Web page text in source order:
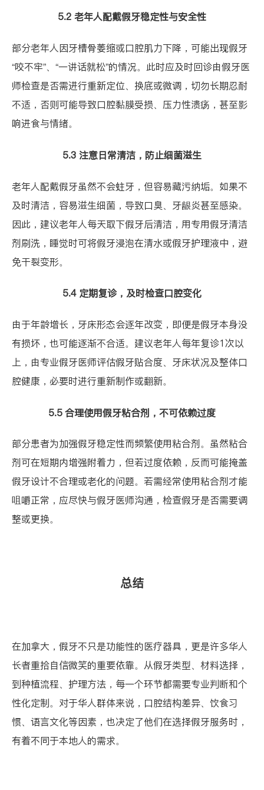
5.2 老年人配戴假牙稳定性与安全性
部分老年人因牙槽骨萎缩或口腔肌力下降，可能出现假牙
“咬不牢”、“一讲话就松”的情况。此时应及时回诊由假牙医
师检查是否需进行重新定位、换底或微调，切勿长期忍耐
不适，否则可能导致口腔黏膜受损、压力性溃疡，甚至影
响进食与情绪。
5.3 注意日常清洁，防止细菌滋生
老年人配戴假牙虽然不会蛀牙，但容易藏污纳垢。如果不
及时清洁，容易滋生细菌，导致口臭、牙龈炎甚至感染。
因此，建议老年人每天取下假牙后清洁，用专用假牙清洁
剂刷洗，睡觉时可将假牙浸泡在清水或假牙护理液中，避
免干裂变形。
5.4 定期复诊，及时检查口腔变化
由于年龄增长，牙床形态会逐年改变，即便是假牙本身没
有损坏，也可能逐渐不合适。建议老年人每年复诊1次以
上，由专业假牙医师评估假牙贴合度、牙床状况及整体口
腔健康，必要时进行重新制作或翻新。
5.5 合理使用假牙粘合剂，不可依赖过度
部分患者为加强假牙稳定性而频繁使用粘合剂。虽然粘合
剂可在短期内增强附着力，但若过度依赖，反而可能掩盖
假牙设计不合理或老化的问题。若需经常使用粘合剂才能
咀嚼正常，应尽快与假牙医师沟通，检查假牙是否需要调
整或更换。
总结
在加拿大，假牙不只是功能性的医疗器具，更是许多华人
长者重拾自信微笑的重要依靠。从假牙类型、材料选择，
到种植流程、护理方法，每一个环节都需要专业判断和个
性化定制。对于华人群体来说，口腔结构差异、饮食习
惯、语言文化等因素，也决定了他们在选择假牙服务时，
有着不同于本地人的需求。